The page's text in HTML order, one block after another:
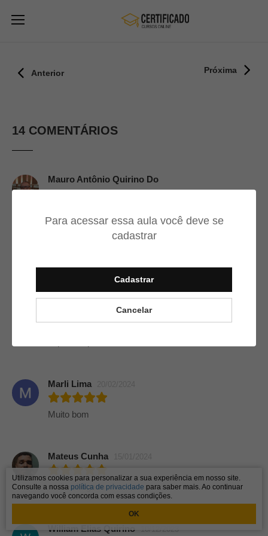
Para acessar essa aula você deve se
cadastrar
Cadastrar
Cancelar
Anterior Próxima
14 COMENTÁRIOS
Mauro Antônio Quirino Do
curso maravilhoso bem
Moises Ribeiro 07/05/2024
Marli Lima
Muito bom
Mateus Cunha
muito obrigado.
William Elias Quirino 10/12/2023
Utilizamos cookies para personalizar a sua experiência em nosso site.
Consulte a nossa política de privacidade para saber mais. Ao continuar
navegando você concorda com essas condições.
OK